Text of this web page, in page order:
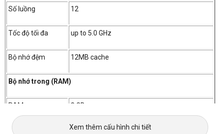
Số luồng 12
Tốc độ tối đa up to 5.0 GHz
Bộ nhớ đệm 12MB cache
Bộ nhớ trong (RAM)
RAM 8 GB
Loại RAM DDR4
Xem thêm cấu hình chi tiết